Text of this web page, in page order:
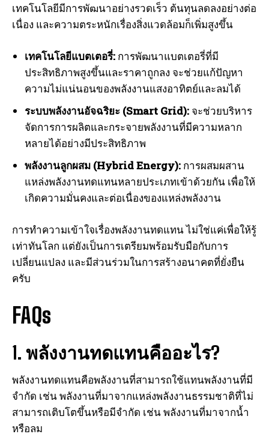
เทคโนโลยีมีการพัฒนาอย่างรวดเร็ว ต้นทุนลดลงอย่างต่อ
เนื่อง และความตระหนักเรื่องสิ่งแวดล้อมก็เพิ่มสูงขึ้น
เทคโนโลยีแบตเตอรี่: การพัฒนาแบตเตอรี่ที่มี
ประสิทธิภาพสูงขึ้นและราคาถูกลง จะช่วยแก้ปัญหา
ความไม่แน่นอนของพลังงานแสงอาทิตย์และลมได้
ระบบพลังงานอัจฉริยะ (Smart Grid): จะช่วยบริหาร
จัดการการผลิตและกระจายพลังงานที่มีความหลาก
หลายได้อย่างมีประสิทธิภาพ
พลังงานลูกผสม (Hybrid Energy): การผสมผสาน
แหล่งพลังงานทดแทนหลายประเภทเข้าด้วยกัน เพื่อให้
เกิดความมั่นคงและต่อเนื่องของแหล่งพลังงาน
การทำความเข้าใจเรื่องพลังงานทดแทน ไม่ใช่แค่เพื่อให้รู้
เท่าทันโลก แต่ยังเป็นการเตรียมพร้อมรับมือกับการ
เปลี่ยนแปลง และมีส่วนร่วมในการสร้างอนาคตที่ยั่งยืน
ครับ
FAQs
1. พลังงานทดแทนคืออะไร?
พลังงานทดแทนคือพลังงานที่สามารถใช้แทนพลังงานที่มี
จำกัด เช่น พลังงานที่มาจากแหล่งพลังงานธรรมชาติที่ไม่
สามารถเติบโตขึ้นหรือมีจำกัด เช่น พลังงานที่มาจากน้ำ
หรือลม